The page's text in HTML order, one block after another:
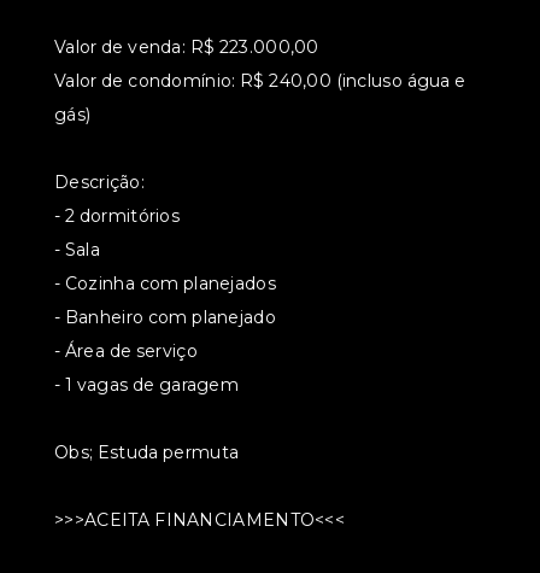
Valor de venda: R$ 223.000,00
Valor de condomínio: R$ 240,00 (incluso água e
gás)
Descrição:
- 2 dormitórios
- Sala
- Cozinha com planejados
- Banheiro com planejado
- Área de serviço
- 1 vagas de garagem
Obs; Estuda permuta
>>>ACEITA FINANCIAMENTO<<<